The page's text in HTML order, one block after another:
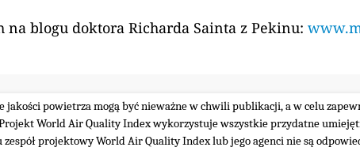
blogu doktora Richarda Sainta z Pekinu:
jakości powietrza mogą być nieważne w chwili publikacji, a w celu
World Air Quality Index wykorzystuje wszystkie przydatne
projektowy World Air Quality Index lub jego agenci nie są